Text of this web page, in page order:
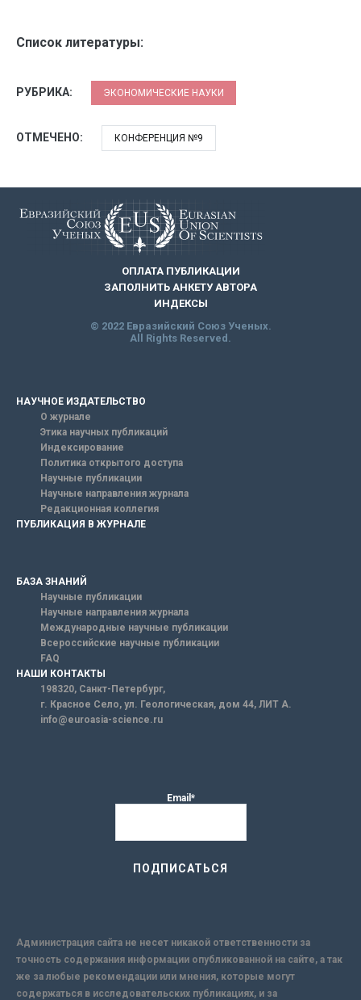
Список литературы:
РУБРИКА: ЭКОНОМИЧЕСКИЕ НАУКИ
ОТМЕЧЕНО: КОНФЕРЕНЦИЯ №9
ОПЛАТА ПУБЛИКАЦИИ
ЗАПОЛНИТЬ АНКЕТУ АВТОРА
ИНДЕКСЫ
© 2022 Евразийский Союз Ученых.
All Rights Reserved.
НАУЧНОЕ ИЗДАТЕЛЬСТВО
О журнале
Этика научных публикаций
Индексирование
Политика открытого доступа
Научные публикации
Научные направления журнала
Редакционная коллегия
ПУБЛИКАЦИЯ В ЖУРНАЛЕ
БАЗА ЗНАНИЙ
Научные публикации
Научные направления журнала
Международные научные публикации
Всероссийские научные публикации
FAQ
НАШИ КОНТАКТЫ
198320, Санкт-Петербург,
г. Красное Село, ул. Геологическая, дом 44, ЛИТ А.
info@euroasia-science.ru
Email*
Администрация сайта не несет никакой ответственности за
точность содержания информации опубликованной на сайте, а так
же за любые рекомендации или мнения, которые могут
содержаться в исследовательских публикациях, и за